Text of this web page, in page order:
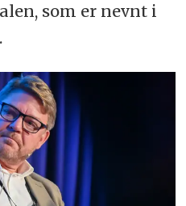
som er nevnt i